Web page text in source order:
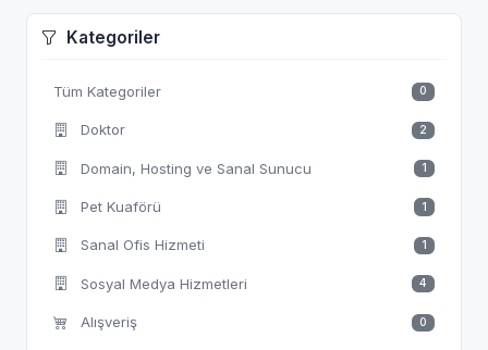
Kategoriler
Tüm Kategoriler 0
Doktor 2
Domain, Hosting ve Sanal Sunucu 1
Pet Kuaförü 1
Sanal Ofis Hizmeti 1
Sosyal Medya Hizmetleri 4
Alışveriş 0